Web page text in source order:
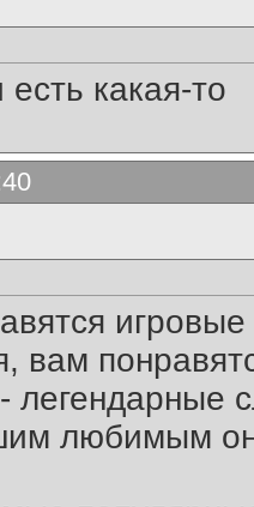
какая-то
вам
- легендарные
любимым